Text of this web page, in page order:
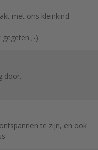
met ons kleinkind.
gegeten ;-)
door.
te zijn, en ook